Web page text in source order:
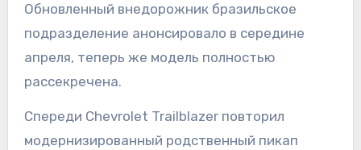
Обновленный внедорожник бразильское
подразделение анонсировало в середине
апреля, теперь же модель полностью
рассекречена.
Спереди Chevrolet Trailblazer повторил
модернизированный родственный пикап